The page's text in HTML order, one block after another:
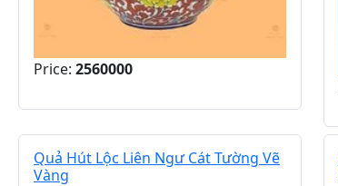
Price: 2560000
Quả Hút Lộc Liên Ngư Cát Tường Vẽ
Vàng